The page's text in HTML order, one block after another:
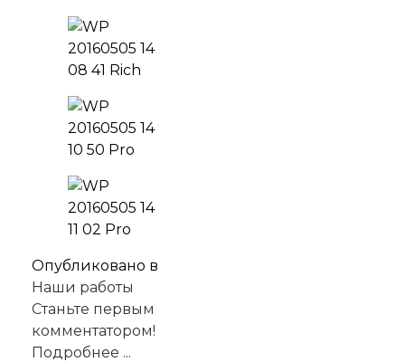
Опубликовано в
Наши работы
Станьте первым
комментатором!
Подробнее ...